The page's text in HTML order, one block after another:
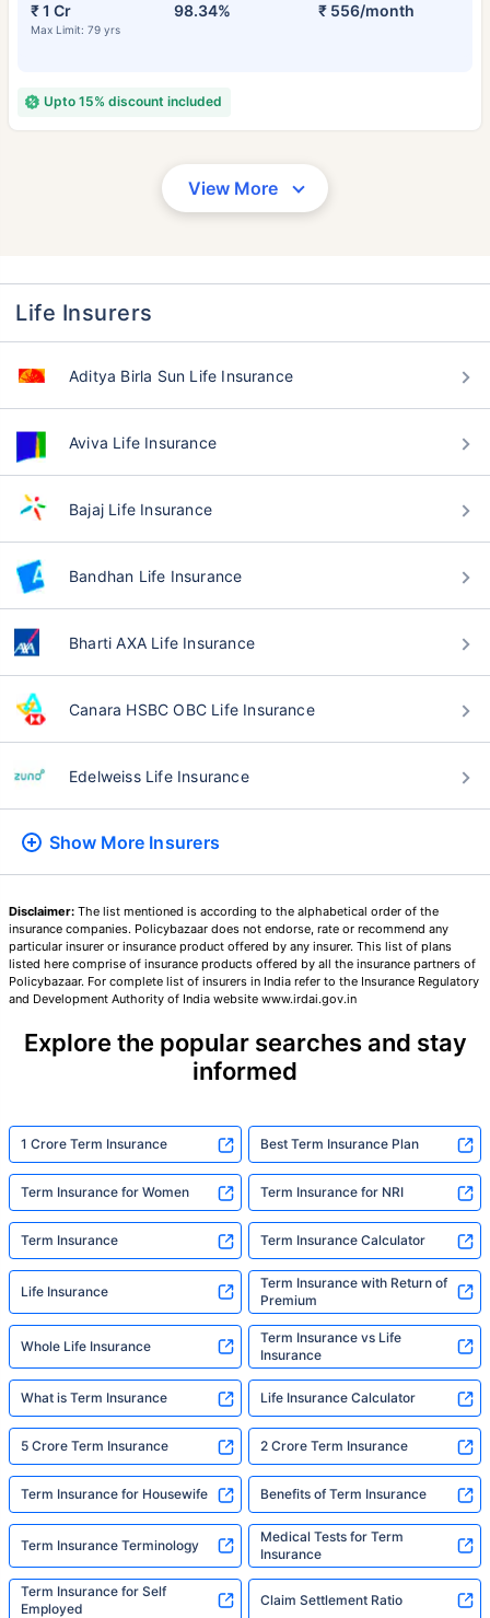
₹ 1 Cr
Max Limit: 79 yrs
98.34% ₹ 556/month
Upto 15% discount included
View More
Life Insurers
Aditya Birla Sun Life Insurance
Aviva Life Insurance
Bajaj Life Insurance
Bandhan Life Insurance
Bharti AXA Life Insurance
Canara HSBC OBC Life Insurance
Edelweiss Life Insurance
Show More Insurers
Disclaimer: The list mentioned is according to the alphabetical order of the
insurance companies. Policybazaar does not endorse, rate or recommend any
particular insurer or insurance product offered by any insurer. This list of plans
listed here comprise of insurance products offered by all the insurance partners of
Policybazaar. For complete list of insurers in India refer to the Insurance Regulatory
and Development Authority of India website www.irdai.gov.in
Explore the popular searches and stay
informed
1 Crore Term Insurance Best Term Insurance Plan
Term Insurance for Women Term Insurance for NRI
Term Insurance Term Insurance Calculator
Life Insurance
Term Insurance with Return of
Premium
Whole Life Insurance
Term Insurance vs Life
Insurance
What is Term Insurance Life Insurance Calculator
5 Crore Term Insurance 2 Crore Term Insurance
Term Insurance for Housewife Benefits of Term Insurance
Term Insurance Terminology
Medical Tests for Term
Insurance
Term Insurance for Self
Employed
Claim Settlement Ratio
वय टर्म विमा प्रीमियमवर कसा
परिणाम करते
24 वर्षे
₹ 434/महिना*
34 वर्षे
₹ 630/महिना*
₹ 1,376/महिना*
तुमच्या कुटुंबाची सुरक्षा फक्त एक पाऊल दूर आह
योग्य योजना निवडा
*₹434 प्रति महिना, 1 कोटीच्या टर्म लाइफ विम्यासाठी सुरुवातीची किंमत आहे — धूम्रपान न करणाऱ्या, कोणतेही पूर्व-विद्यमान
आजार नसलेल्या व्यक्तीसाठी, 36 वर्षे वयापर्यंत कव्हर। *₹630 प्रति महिना, 1 कोटीच्या टर्म लाइफ विम्यासाठी सुरुवातीची किंमत
आहे — धूम्रपान न करणाऱ्या, कोणतेही पूर्व-विद्यमान आजार नसलेल्या व्यक्तीसाठी, 46 वर्षे वयापर्यंत कव्हर। *₹1,376 प्रति
महिना, 1 कोटीच्या टर्म लाइफ विम्यासाठी सुरुवातीची किंमत आहे — धूम्रपान न करणाऱ्या, कोणतेही पूर्व-विद्यमान आजार नसलेल्या